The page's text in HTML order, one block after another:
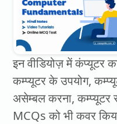
इन वीडियोज़ में कंप्यूटर
कम्प्यूटर के उपयोग,
असेम्बल करना, कम्प्यूटर
MCQs को भी कवर